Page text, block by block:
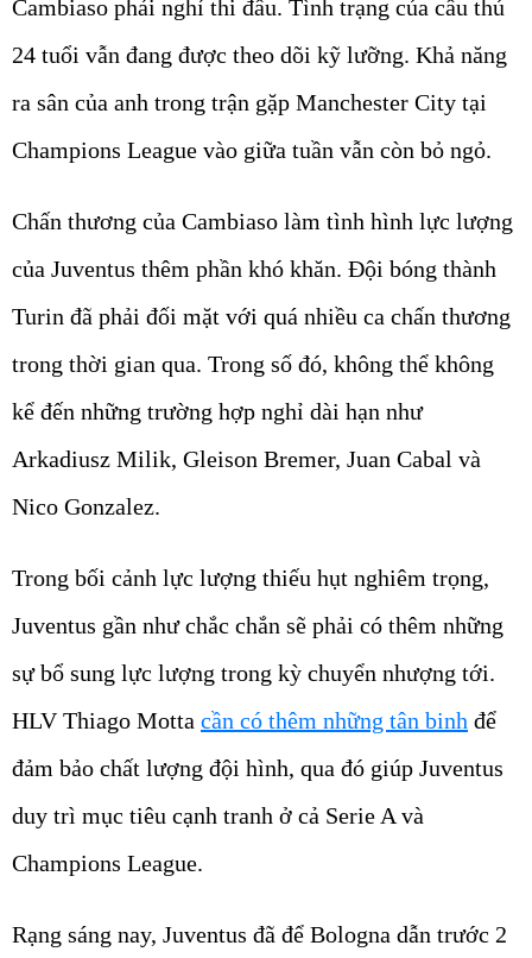
Cambiaso phải nghỉ thi đấu. Tình trạng của cầu thủ
24 tuổi vẫn đang được theo dõi kỹ lưỡng. Khả năng
ra sân của anh trong trận gặp Manchester City tại
Champions League vào giữa tuần vẫn còn bỏ ngỏ.
Chấn thương của Cambiaso làm tình hình lực lượng
của Juventus thêm phần khó khăn. Đội bóng thành
Turin đã phải đối mặt với quá nhiều ca chấn thương
trong thời gian qua. Trong số đó, không thể không
kể đến những trường hợp nghỉ dài hạn như
Arkadiusz Milik, Gleison Bremer, Juan Cabal và
Nico Gonzalez.
Trong bối cảnh lực lượng thiếu hụt nghiêm trọng,
Juventus gần như chắc chắn sẽ phải có thêm những
sự bổ sung lực lượng trong kỳ chuyển nhượng tới.
HLV Thiago Motta cần có thêm những tân binh để
đảm bảo chất lượng đội hình, qua đó giúp Juventus
duy trì mục tiêu cạnh tranh ở cả Serie A và
Champions League.
Rạng sáng nay, Juventus đã để Bologna dẫn trước 2